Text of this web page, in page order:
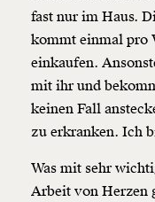
fast nur im Haus.
kommt einmal pro
einkaufen.
mit ihr und
keinen Fall
zu erkranken. Ich
Was mit sehr
Arbeit von Herzen